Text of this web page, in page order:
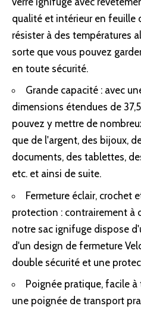
qualité et intérieur en feuille
résister à des températures
sorte que vous pouvez
en toute sécurité.
Grande capacité : avec
dimensions étendues de
pouvez y mettre de
que de l'argent, des bijoux,
documents, des tablettes,
etc. et ainsi de suite.
Fermeture éclair, crochet
protection : contrairement à
notre sac ignifuge dispose
d'un design de fermeture
double sécurité et une
Poignée pratique, facile
une poignée de transport